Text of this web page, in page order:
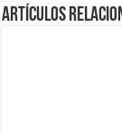
Artículos